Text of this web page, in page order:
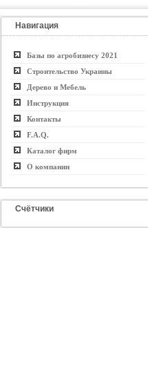
Навигация
Базы по агробизнесу 2021
Строительство Украины
Дерево и Мебель
Инструкция
Контакты
F.A.Q.
Каталог фирм
О компании
Счётчики